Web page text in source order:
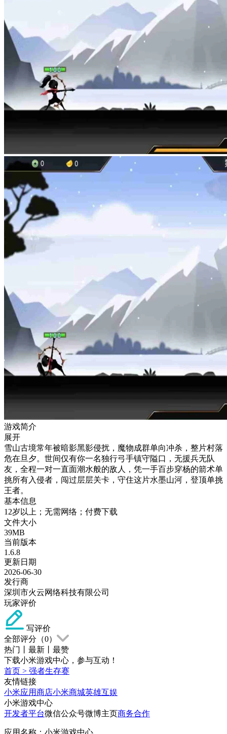
游戏简介
展开
雪山古境常年被暗影黑影侵扰，魔物成群单向冲杀，整片村落
危在旦夕。世间仅有你一名独行弓手镇守隘口，无援兵无队
友，全程一对一直面潮水般的敌人，凭一手百步穿杨的箭术单
挑所有入侵者，闯过层层关卡，守住这片水墨山河，登顶单挑
王者。
基本信息
12岁以上；无需网络；付费下载
文件大小
39MB
当前版本
1.6.8
更新日期
2026-06-30
发行商
深圳市火云网络科技有限公司
玩家评价
写评价
全部评分（0）
热门
最新
最赞
下载小米游戏中心，参与互动！
首页 > 强者生存赛
友情链接
小米应用商店小米商城英雄互娱
小米游戏中心
开发者平台微信公众号微博主页商务合作
应用名称：小米游戏中心